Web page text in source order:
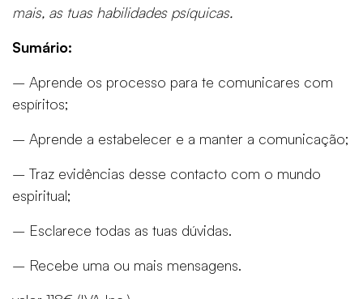
mais, as tuas habilidades psíquicas.
Sumário:
– Aprende os processo para te comunicares com
espíritos;
– Aprende a estabelecer e a manter a comunicação;
– Traz evidências desse contacto com o mundo
espiritual;
– Esclarece todas as tuas dúvidas.
– Recebe uma ou mais mensagens.